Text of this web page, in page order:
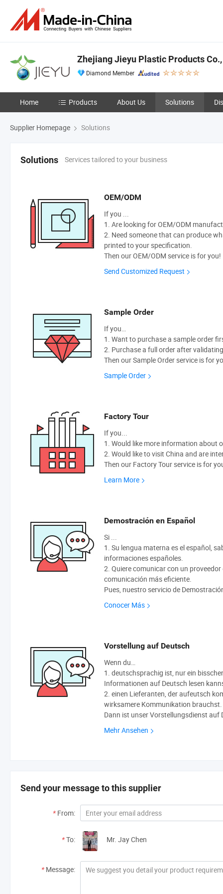
Zhejiang Jieyu Plastic Products
Diamond Member
Home Products About Us Solutions
Supplier Homepage Solutions
Solutions Services tailored to your business
OEM/ODM
If you ...
1. Are looking for OEM/ODM
2. Need someone that can produce
printed to your specification.
Then our OEM/ODM service is for you!
Send Customized Request
Sample Order
If you…
1. Want to purchase a sample order
2. Purchase a full order after
Then our Sample Order service is for
Sample Order
Factory Tour
If you...
1. Would like more information about
2. Would like to visit China and are
Then our Factory Tour service is for
Learn More
Demostración en Español
Si ...
1. Su lengua materna es el español,
informaciones españoles.
2. Quiere comunicar con un
comunicación más eficiente.
Pues, nuestro servicio de
Conocer Más
Vorstellung auf Deutsch
Wenn du…
1. deutschsprachig ist, nur ein
Informationen auf Deutsch lesen
2. einen Lieferanten, der aufeutsch
wirksamere Kommunikation brauchst.
Dann ist unser Vorstellungsdienst auf
Mehr Ansehen
Send your message to this supplier
* From:
*To: Mr. Jay Chen
* Message: